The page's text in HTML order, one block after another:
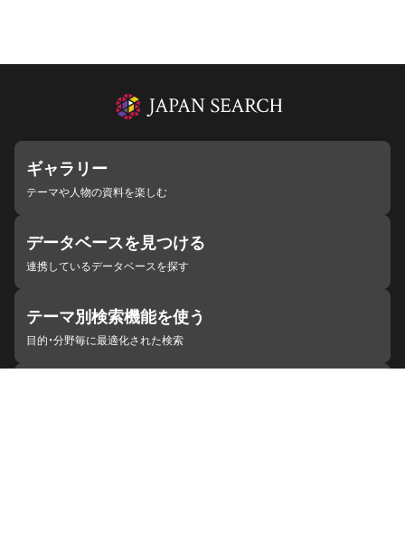
ギャラリー
テーマや人物の資料を楽しむ
データベースを見つける
連携しているデータベースを探す
テーマ別検索機能を使う
目的・分野毎に最適化された検索